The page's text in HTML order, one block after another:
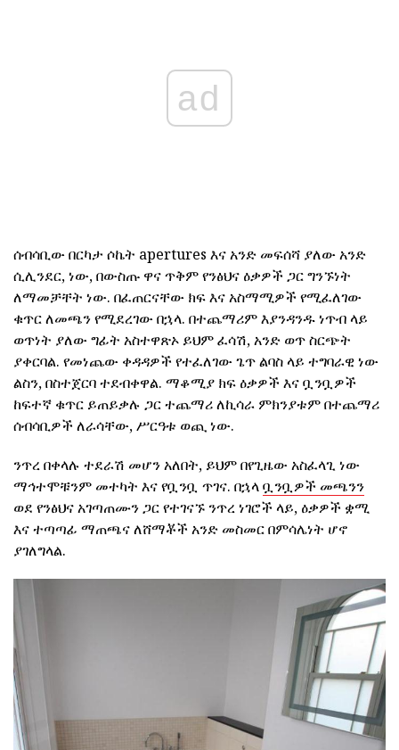
ad
ሰብሳቢው በርካታ ሶኬት apertures እና አንድ መፍሰሻ ያለው አንድ
ሲሊንደር, ነው, በውስጡ ዋና ጥቅም የንፅህና ዕቃዎች ጋር ግንኙነት
ለማመቻቸት ነው. በፈጠርናቸው ክፍ እና አስማሚዎች የሚፈለገው
ቁጥር ለመጫን የሚደረገው በኋላ. በተጨማሪም እያንዳንዱ ነጥብ ላይ
ወጥነት ያለው ግፊት አስተዋጽኦ ይህም ፈሳሽ, አንድ ወጥ ስርጭት
ያቀርባል. የመነጨው ቀዳዳዎች የተፈለገው ጌጥ ልባስ ላይ ተግባራዊ ነው
ልስን, በስተጀርባ ተደብቀዋል. ማቆሚያ ክፍ ዕቃዎች እና ቧንቧዎች
ከፍተኛ ቁጥር ይጠይቃሉ ጋር ተጨማሪ ለኪሳራ ምክንያቱም በተጨማሪ
ሰብሳቢዎች ለራሳቸው, ሥርዓቱ ወጪ ነው.
ንጥረ በቀላሉ ተደራሽ መሆን አለበት, ይህም በየጊዜው አስፈላጊ ነው
ማኅተሞቹንም መተካት እና የቧንቧ ጥገና. በኋላቧንቧዎች መጫንን
ወደ የንፅህና አገጣጠሙን ጋር የተገናኙ ንጥረ ነገሮች ላይ, ዕቃዎች ቋሚ
እና ተጣጣፊ ማጠጫና ለሸማቾች አንድ መስመር በምሳሌነት ሆኖ
ያገለግላል.